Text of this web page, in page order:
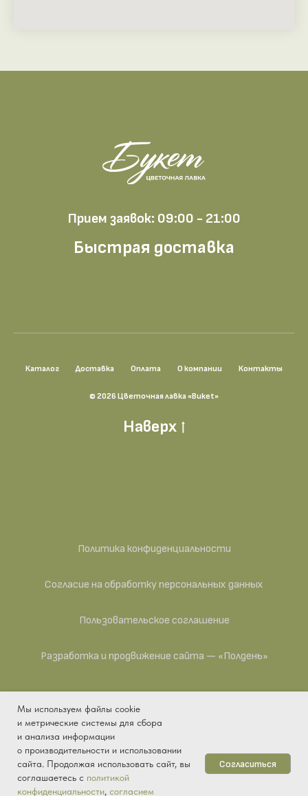
Прием заявок: 09:00 - 21:00
Быстрая доставка
Каталог Доставка Оплата О компании Контакты
© 2026 Цветочная лавка «Buket»
Наверх
Политика конфиденциальности
Согласие на обработку персональных данных
Пользовательское соглашение
Разработка и продвижение сайта — «Полдень»
ИП Антипина Яна Викторовна — действующее
предприятие. ИНН 041104993015, ОГРНИП
33401361000, ОКТМО 33701000001, ОКОПФ 50102,
ОКОГУ 4210015, ОКФС 16.
Мы используем файлы cookie
и метрические системы для сбора
и анализа информации
о производительности и использовании
сайта. Продолжая использовать сайт, вы
соглашаетесь с политикой
конфиденциальности, согласием
Согласиться